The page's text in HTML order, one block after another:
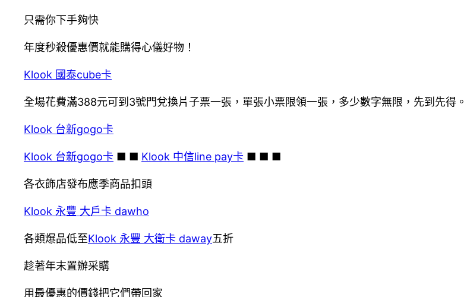
只需你下手夠快
年度秒殺優惠價就能購得心儀好物！
Klook 國泰cube卡
全場花費滿388元可到3號門兌換片子票一張，單張小票限領一張，多少數字無限，先到先得。
Klook 台新gogo卡
Klook 台新gogo卡 ■ ■ Klook 中信line pay卡 ■ ■ ■
各衣飾店發布應季商品扣頭
Klook 永豐 大戶卡 dawho
各類爆品低至Klook 永豐 大衛卡 daway五折
趁著年末置辦采購
用最優惠的價錢把它們帶回家